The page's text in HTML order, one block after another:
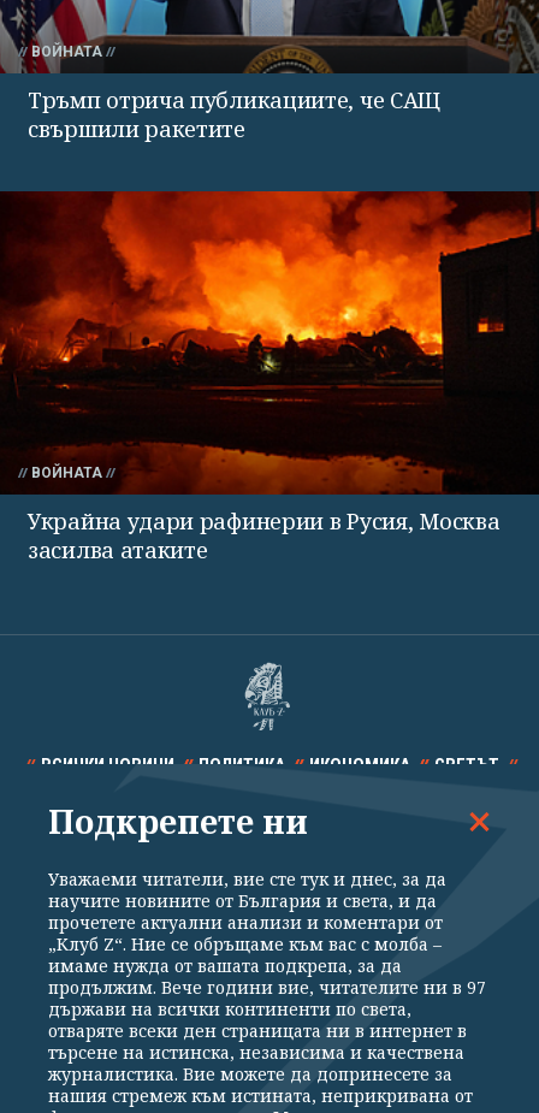
ВОЙНАТА
Тръмп отрича публикациите, че САЩ
свършили ракетите
ВОЙНАТА
Украйна удари рафинерии в Русия, Москва
засилва атаките
ВСИЧКИ НОВИНИ ПОЛИТИКА ИКОНОМИКА СВЕТЪТ
СПОРТ КУЛТУРА ТЕХНОЛОГИИ КАЛЕЙДОСКОП
Общи условия
Политика за поверителност
Реклама
Партньори Контакти
За Клуб Z
Екип
Подкрепете ни
Подкрепете ни
Уважаеми читатели, вие сте тук и днес, за да
научите новините от България и света, и да
прочетете актуални анализи и коментари от
„Клуб Z“. Ние се обръщаме към вас с молба –
имаме нужда от вашата подкрепа, за да
продължим. Вече години вие, читателите ни в 97
държави на всички континенти по света,
отваряте всеки ден страницата ни в интернет в
търсене на истинска, независима и качествена
журналистика. Вие можете да допринесете за
нашия стремеж към истината, неприкривана от